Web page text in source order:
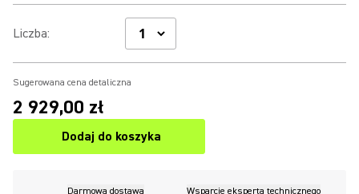
Liczba:
Sugerowana cena detaliczna
2 929,00 zł
Dodaj do koszyka
Darmowa dostawa Wsparcie eksperta technicznego